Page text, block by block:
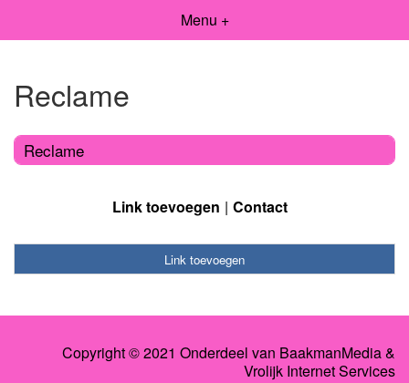
Menu +
Reclame
Reclame
Link toevoegen Contact
Link toevoegen
Copyright © 2021 Onderdeel van BaakmanMedia&
Vrolijk Internet Services